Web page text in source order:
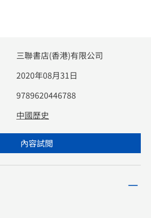
三聯書店(香港)有限公司
2020年08月31日
9789620446788
中國歷史
內容試閲